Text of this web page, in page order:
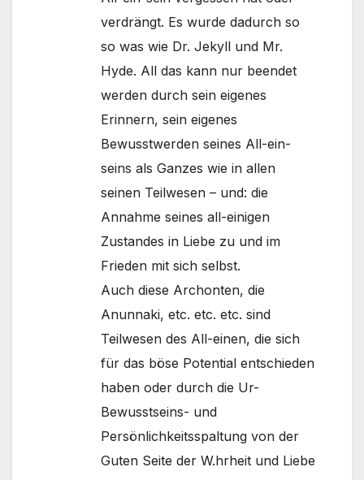
verdrängt. Es wurde dadurch so
so was wie Dr. Jekyll und Mr.
Hyde. All das kann nur beendet
werden durch sein eigenes
Erinnern, sein eigenes
Bewusstwerden seines All-ein-
seins als Ganzes wie in allen
seinen Teilwesen – und: die
Annahme seines all-einigen
Zustandes in Liebe zu und im
Frieden mit sich selbst.
Auch diese Archonten, die
Anunnaki, etc. etc. etc. sind
Teilwesen des All-einen, die sich
für das böse Potential entschieden
haben oder durch die Ur-
Bewusstseins- und
Persönlichkeitsspaltung von der
Guten Seite der W.hrheit und Liebe